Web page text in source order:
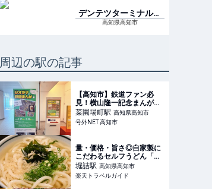
デンテツターミナルビ
ル前駅
高知県高知市
周辺の駅の記事
【高知市】鉄道ファン必
見！横山隆一記念まんが館
で「ジオラマと鉄道まんが
展」が開催中です♪
菜園場町駅 高知県高知市
号外NET 高知市
量・価格・旨さ◎自家製に
こだわるセルフうどん「高
知うどん もとちか」 【楽天
トラベル】
堀詰駅 高知県高知市
楽天トラベルガイド